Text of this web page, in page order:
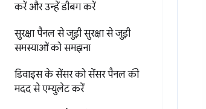
करें और उन्हें डीबग करें
सुरक्षा पैनल से जुड़ी सुरक्षा से जुड़ी
समस्याओं को समझना
डिवाइस के सेंसर को सेंसर पैनल की
मदद से एम्युलेट करें